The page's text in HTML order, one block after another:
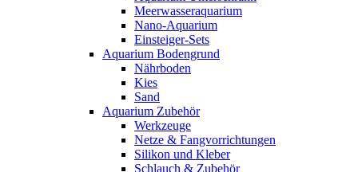
Meerwasseraquarium
Nano-Aquarium
Einsteiger-Sets
Aquarium Bodengrund
Nährboden
Kies
Sand
Aquarium Zubehör
Werkzeuge
Netze & Fangvorrichtungen
Silikon und Kleber
Schlauch & Zubehör